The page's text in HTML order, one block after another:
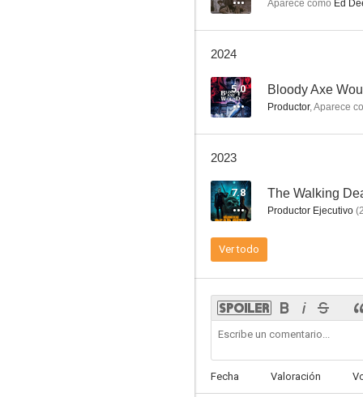
Aparece como Ed
2024
5.0 Bloody Axe
Productor,Aparece
2023
7.8 The Walking
Productor Ejecutivo (
Ver todo
Fecha Valoración